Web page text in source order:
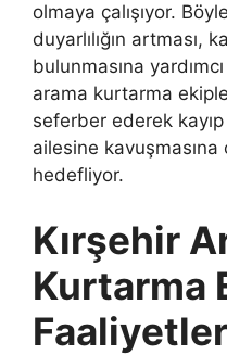
olmaya çalışıyor.
duyarlılığın artması,
bulunmasına
arama kurtarma
seferber ederek
ailesine kavuşmasına
hedefliyor.
Kırşehir
Kurtarma